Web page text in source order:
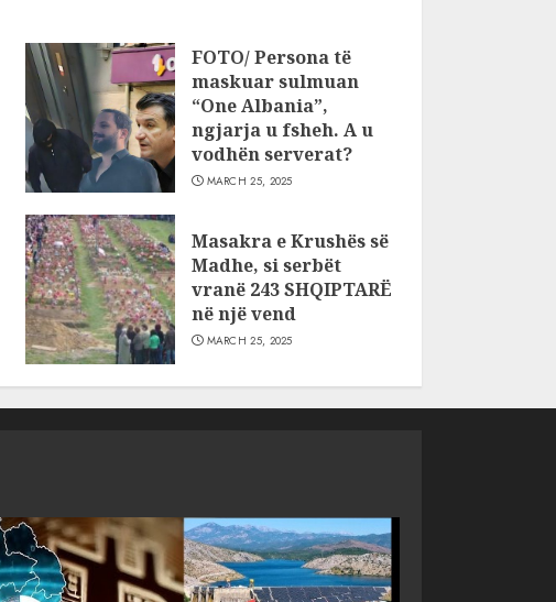
FOTO/ Persona të
maskuar sulmuan
“One Albania”,
ngjarja u fsheh. A u
vodhën serverat?
MARCH 25, 2025
Masakra e Krushës së
Madhe, si serbët
vranë 243 SHQIPTARË
në një vend
MARCH 25, 2025